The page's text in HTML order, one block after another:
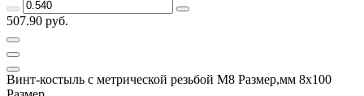
507.90 руб.
Винт-костыль с метрической резьбой М8 Размер,мм 8х100